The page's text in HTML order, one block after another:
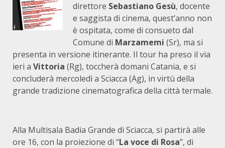
direttore Sebastiano Gesù, docente
e saggista di cinema, quest’anno non
è ospitata, come di consueto dal
Comune di Marzamemi (Sr), ma si
presenta in versione itinerante. Il tour ha preso il via
ieri a Vittoria (Rg), toccherà domani Catania, e si
concluderà mercoledì a Sciacca (Ag), in virtù della
grande tradizione cinematografica della città termale.
Alla Multisala Badia Grande di Sciacca, si partirà alle
ore 16, con la proiezione di “La voce di Rosa”, di